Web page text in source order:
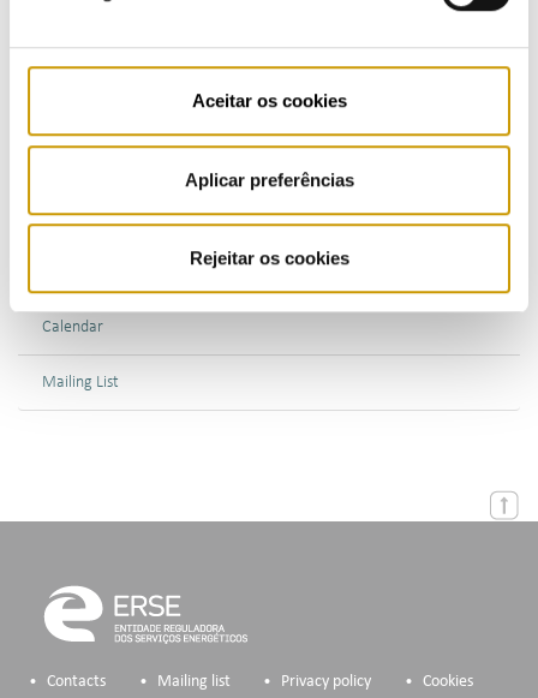
Aceitar os cookies
Aplicar preferências
Rejeitar os cookies
Bulletins (PT)
Presentations (PT)
Calendar
Mailing List
Contacts Mailing list Privacy policy Cookies